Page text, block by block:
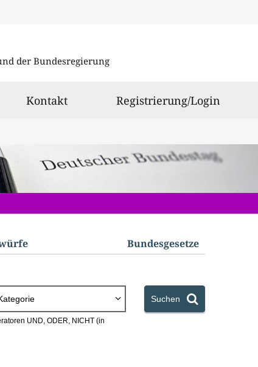
der Bundesregierung
Kontakt Registrierung/Login
Bundes­gesetze
Suchen
UND, ODER, NICHT (in